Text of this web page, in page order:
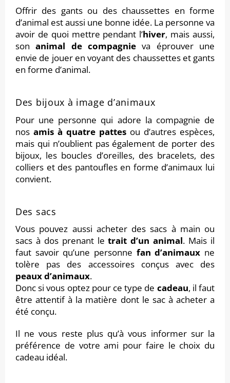
Offrir des gants ou des chaussettes en forme
d’animal est aussi une bonne idée. La personne va
avoir de quoi mettre pendant l’hiver, mais aussi,
sonanimal de compagnie va éprouver une
envie de jouer en voyant des chaussettes et gants
en forme d’animal.
Des bijoux à image d’animaux
Pour une personne qui adore la compagnie de
nos amis à quatre pattes ou d’autres espèces,
mais qui n’oublient pas également de porter des
bijoux, les boucles d’oreilles, des bracelets, des
colliers et des pantoufles en forme d’animaux lui
convient.
Des sacs
Vous pouvez aussi acheter des sacs à main ou
sacs à dos prenant letrait d’un animal. Mais il
faut savoir qu’une personne fan d’animaux ne
tolère pas des accessoires conçus avec des
peaux d’animaux.
Donc si vous optez pour ce type de cadeau, il faut
être attentif à la matière dont le sac à acheter a
été conçu.
Il ne vous reste plus qu’à vous informer sur la
préférence de votre ami pour faire le choix du
cadeau idéal.